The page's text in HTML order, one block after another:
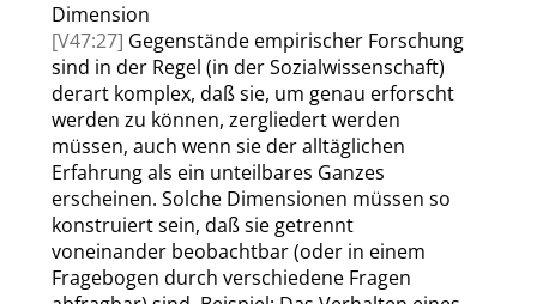
Dimension
[V47:27] Gegenstände empirischer Forschung
sind in der Regel (in der Sozialwissenschaft)
derart komplex, daß sie, um genau erforscht
werden zu können, zergliedert werden
müssen, auch wenn sie der alltäglichen
Erfahrung als ein unteilbares Ganzes
erscheinen. Solche Dimensionen müssen so
konstruiert sein, daß sie getrennt
voneinander beobachtbar (oder in einem
Fragebogen durch verschiedene Fragen